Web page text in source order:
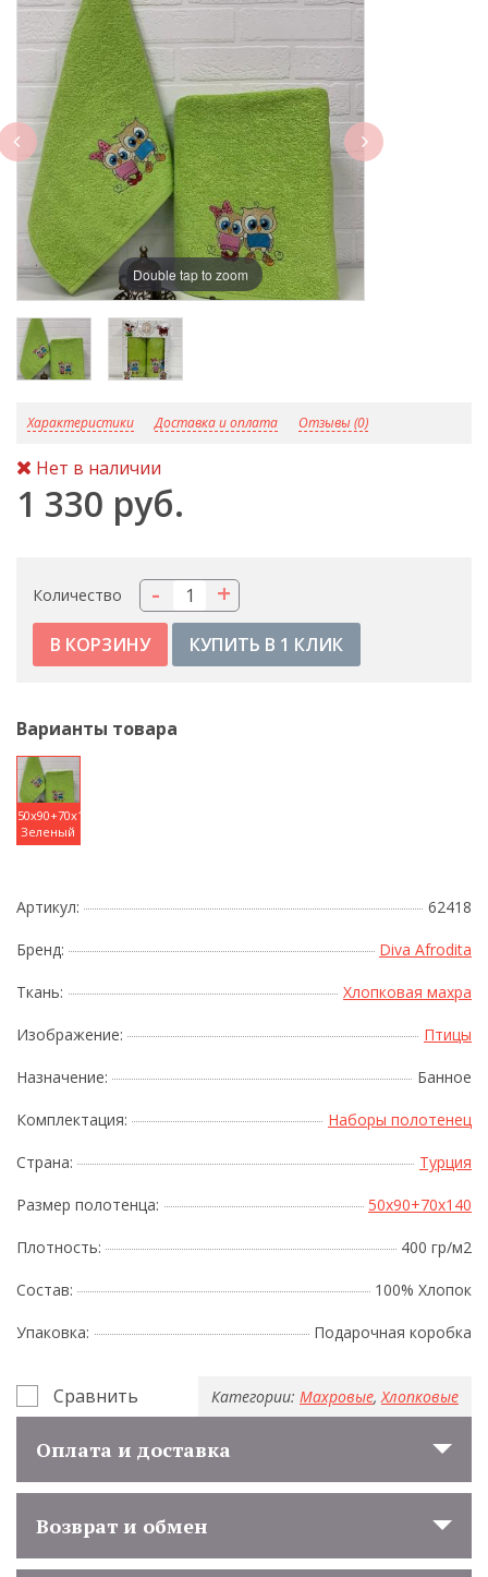
Double tap to zoom
next
Характеристики Доставка и оплата Отзывы (0)
Нет в наличии
1 330 руб.
Количество +
-
КУПИТЬ В 1 КЛИК
Варианты товара
50x90+70x140
Зеленый
Артикул: 62418
Бренд: Diva Afrodita
Ткань: Хлопковая махра
Изображение: Птицы
Назначение: Банное
Комплектация: Наборы полотенец
Страна: Турция
Размер полотенца: 50x90+70x140
Плотность: 400 гр/м2
Состав: 100% Хлопок
Упаковка: Подарочная коробка
Сравнить Категории: Махровые,Хлопковые
Оплата и доставка
Возврат и обмен